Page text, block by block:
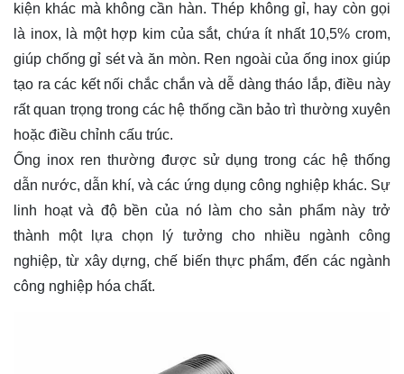
kiện khác mà không cần hàn. Thép không gỉ, hay còn gọi
là inox, là một hợp kim của sắt, chứa ít nhất 10,5% crom,
giúp chống gỉ sét và ăn mòn. Ren ngoài của ống inox giúp
tạo ra các kết nối chắc chắn và dễ dàng tháo lắp, điều này
rất quan trọng trong các hệ thống cần bảo trì thường xuyên
hoặc điều chỉnh cấu trúc.
Ống inox ren thường được sử dụng trong các hệ thống
dẫn nước, dẫn khí, và các ứng dụng công nghiệp khác. Sự
linh hoạt và độ bền của nó làm cho sản phẩm này trở
thành một lựa chọn lý tưởng cho nhiều ngành công
nghiệp, từ xây dựng, chế biến thực phẩm, đến các ngành
công nghiệp hóa chất.